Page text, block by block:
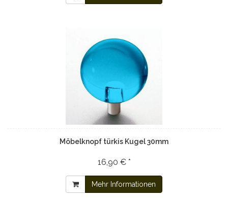
Möbelknopf türkis Kugel 30mm
16,90 € *
Mehr Informationen